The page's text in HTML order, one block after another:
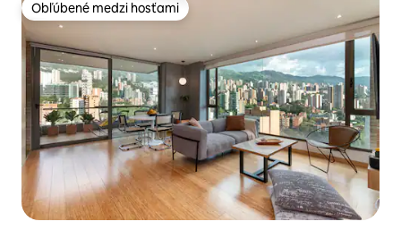
Obľúbené medzi hosťami
Obľúbené medzi hosťami